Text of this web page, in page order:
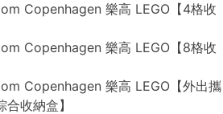
Copenhagen 樂高 LEGO【4格收
Copenhagen 樂高 LEGO【8格收
Copenhagen 樂高 LEGO【外出攜
收納盒】